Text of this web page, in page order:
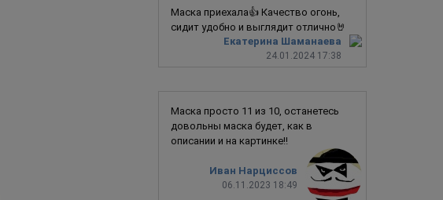
Екатерина Шаманаева
24.01.2024 17:38
Маска приехала👍 Качество огонь,
сидит удобно и выглядит отлично🤘
Иван Нарциссов
06.11.2023 18:49
Маска просто 11 из 10, останетесь
довольны маска будет, как в
описании и на картинке!!